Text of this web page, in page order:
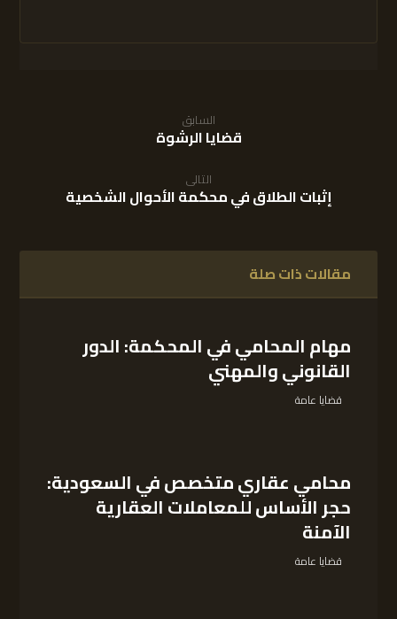
السابق
قضايا الرشوة
التالى
إثبات الطلاق في محكمة الأحوال الشخصية
مقالات ذات صلة
مهام المحامي في المحكمة: الدور
القانوني والمهني
قضايا عامة
محامي عقاري متخصص في السعودية:
حجر الأساس للمعاملات العقارية
الآمنة
قضايا عامة